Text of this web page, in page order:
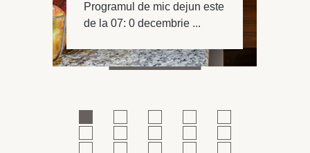
Programul de mic dejun este
de la 07: 0 decembrie ...